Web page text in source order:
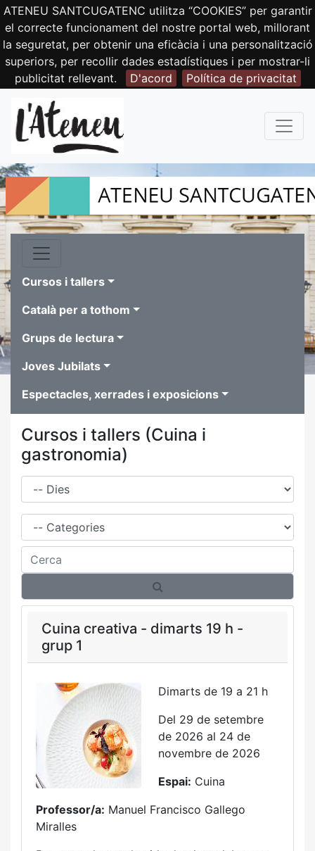
ATENEU SANTCUGATENC utilitza “COOKIES” per garantir
el correcte funcionament del nostre portal web, millorant
la seguretat, per obtenir una eficàcia i una personalització
superiors, per recollir dades estadístiques i per mostrar-li
publicitat rellevant.
D'acord Política de privacitat
Cursos i tallers
Català per a tothom
Grups de lectura
Joves Jubilats
Espectacles, xerrades i exposicions
Cursos i tallers (Cuina i
gastronomia)
Dies
Família
Cerca
Cuina creativa - dimarts 19 h -
grup 1
Dimarts de 19 a 21 h
Del 29 de setembre
de 2026 al 24 de
novembre de 2026
Espai: Cuina
Professor/a: Manuel Francisco Gallego
Miralles